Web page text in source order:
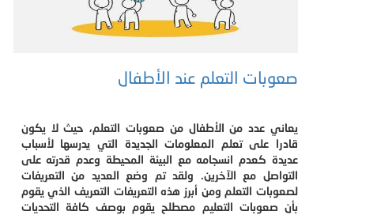
صعوبات التعلم عند الأطفال
يعاني عدد من الأطفال من صعوبات التعلم، حيث لا يكون
قادرا على تعلم المعلومات الجديدة التي يدرسها لأسباب
عديدة كعدم انسجامه مع البيئة المحيطة وعدم قدرته على
التواصل مع الآخرين. ولقد تم وضع العديد من التعريفات
لصعوبات التعلم ومن أبرز هذه التعريفات التعريف الذي يقوم
بأن صعوبات التعليم مصطلح يقوم بوصف كافة التحديات